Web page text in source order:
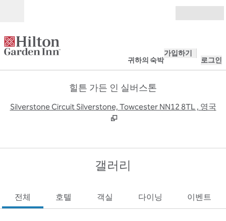
귀하의 숙박
가입하기
로그인
힐튼 가든 인 실버스톤
Silverstone Circuit Silverstone, Towcester NN12 8TL , 영국
갤러리
전체 호텔 객실 다이닝 이벤트